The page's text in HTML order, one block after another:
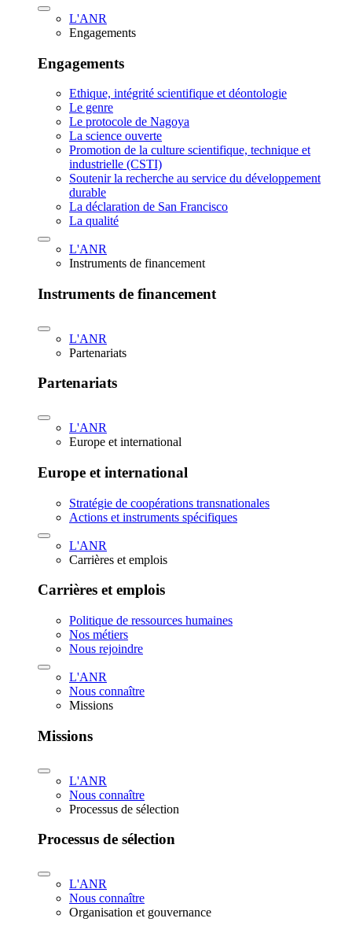
L'ANR
Engagements
Engagements
Ethique, intégrité scientifique et déontologie
Le genre
Le protocole de Nagoya
La science ouverte
Promotion de la culture scientifique, technique et
industrielle (CSTI)
Soutenir la recherche au service du développement
durable
La déclaration de San Francisco
La qualité
L'ANR
Instruments de financement
Instruments de financement
L'ANR
Partenariats
Partenariats
L'ANR
Europe et international
Europe et international
Stratégie de coopérations transnationales
Actions et instruments spécifiques
L'ANR
Carrières et emplois
Carrières et emplois
Politique de ressources humaines
Nos métiers
Nous rejoindre
L'ANR
Nous connaître
Missions
Missions
L'ANR
Nous connaître
Processus de sélection
Processus de sélection
L'ANR
Nous connaître
Organisation et gouvernance